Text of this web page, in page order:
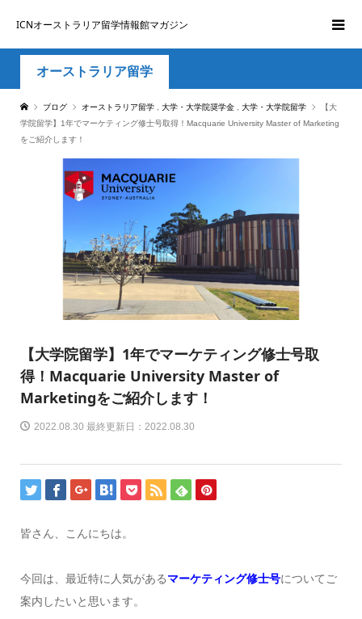
ICNオーストラリア留学情報館マガジン
オーストラリア留学
ブログ オーストラリア留学 大学・大学院奨学金 大学・大学院留学
【大
学院留学】1年でマーケティング修士号取得！Macquarie University Master of Marketing
をご紹介します！
【大学院留学】1年でマーケティング修士号取
得！Macquarie University Master of
Marketingをご紹介します！
2022.08.30 最終更新日：2022.08.30
皆さん、こんにちは。
今回は、最近特に人気があるマーケティング修士号についてご
案内したいと思います。